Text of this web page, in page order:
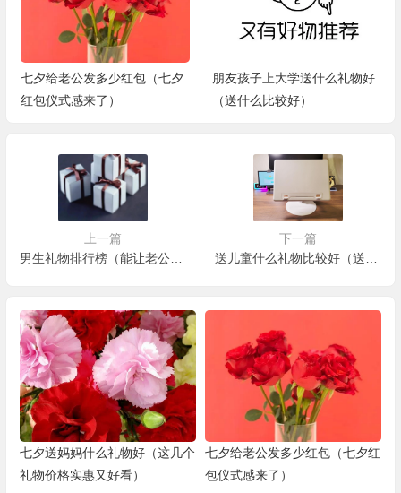
七夕给老公发多少红包（七夕
红包仪式感来了）
朋友孩子上大学送什么礼物好
（送什么比较好）
上一篇
男生礼物排行榜（能让老公感动到哭，意义排行榜）
下一篇
七夕送妈妈什么礼物好（这几个
礼物价格实惠又好看）
七夕给老公发多少红包（七夕红
包仪式感来了）